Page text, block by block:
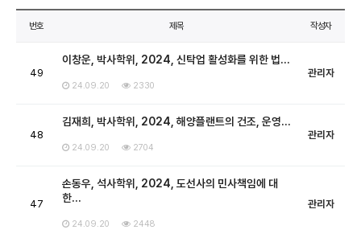
번호 제목 작성자
49
이창운, 박사학위, 2024, 신탁업 활성화를 위한 법…
24.09.20 2330
관리자
48
김재희, 박사학위, 2024, 해양플랜트의 건조, 운영…
24.09.20 2704
관리자
47
손동우, 석사학위, 2024, 도선사의 민사책임에 대
한…
24.09.20 2448
관리자